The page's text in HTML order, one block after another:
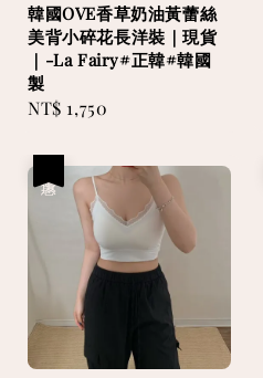
韓國OVE香草奶油黃蕾絲
美背小碎花長洋裝｜現貨
｜-La Fairy#正韓#韓國
製
Regular
NT$ 1,750